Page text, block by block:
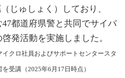
じゅしょく）しており、
都道府県警と共同でサイバ
発活動を実施しました。
クロ社員およびサポートセンタースタ
受講（2025年6月17日時点）